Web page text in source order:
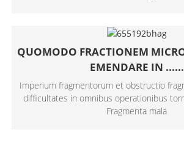
QUOMODO FRACTIONEM
EMENDARE IN ......
Imperium fragmentorum et obstructio
difficultates in omnibus operationibus
Fragmenta mala